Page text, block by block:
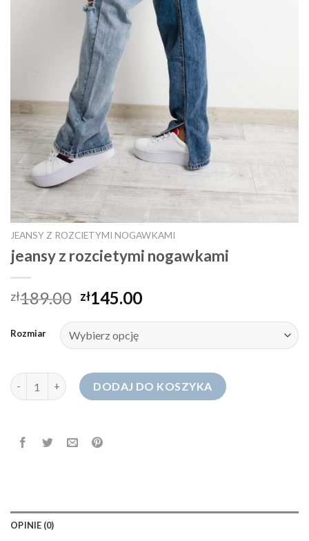
JEANSY Z ROZCIETYMI NOGAWKAMI
jeansy z rozcietymi nogawkami
zł189.00 zł145.00
Rozmiar
ilość jeansy z rozcietymi nogawkami
DODAJ DO KOSZYKA
OPINIE (0)